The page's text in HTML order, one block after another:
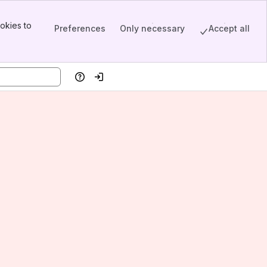
to
Preferences Only necessary Accept all
HelpLog in